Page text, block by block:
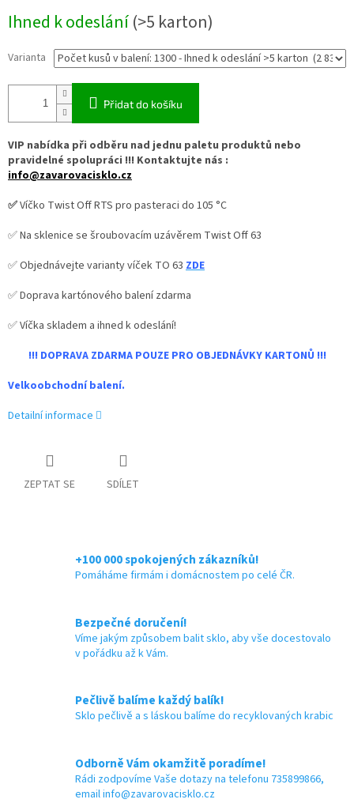
Ihned k odeslání(>5 karton)
Varianta
Přidat do košíku
VIP nabídka při odběru nad jednu paletu produktů nebo
pravidelné spolupráci !!! Kontaktujte nás :
info@zavarovacisklo.cz
✅Víčko Twist Off RTS pro pasteraci do 105 °C
✅ Na sklenice se šroubovacím uzávěrem Twist Off 63
✅ Objednávejte varianty víček TO 63 ZDE
✅ Doprava kartónového balení zdarma
✅ Víčka skladem a ihned k odeslání!
!!! DOPRAVA ZDARMA POUZE PRO OBJEDNÁVKY KARTONŮ !!!
Velkoobchodní balení.
Detailní informace
ZEPTAT SE SDÍLET
+100 000 spokojených zákazníků!
Pomáháme firmám i domácnostem po celé ČR.
Bezpečné doručení!
Víme jakým způsobem balit sklo, aby vše docestovalo
v pořádku až k Vám.
Pečlivě balíme každý balík!
Sklo pečlivě a s láskou balíme do recyklovaných krabic
Odborně Vám okamžitě poradíme!
Rádi zodpovíme Vaše dotazy na telefonu 735899866,
email info@zavarovacisklo.cz